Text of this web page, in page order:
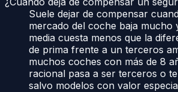
Suele dejar de compensar
mercado del coche baja mucho
media cuesta menos que la
de prima frente a un terceros
muchos coches con más de 8
racional pasa a ser terceros o
salvo modelos con valor